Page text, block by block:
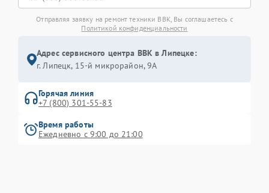
Отправляя заявку на ремонт техники BBK, Вы соглашаетесь с
Политикой конфиденциальности
Адрес сервисного центра BBK в Липецке:
г. Липецк, 15-й микрорайон, 9А
Горячая линия
+7 (800) 301-55-83
Время работы
Ежедневно с 9:00 до 21:00